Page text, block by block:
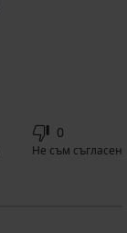
0
Не съм съгласен